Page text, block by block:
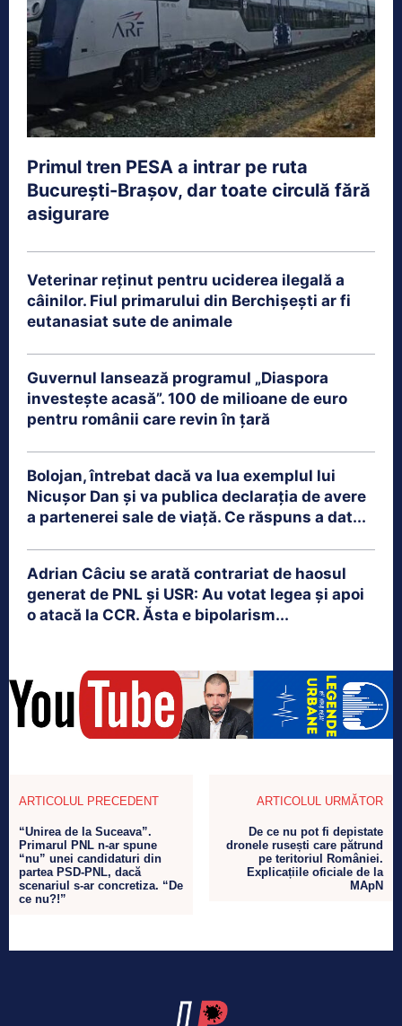
Primul tren PESA a intrar pe ruta
București-Brașov, dar toate circulă fără
asigurare
Veterinar reținut pentru uciderea ilegală a
câinilor. Fiul primarului din Berchișești ar fi
eutanasiat sute de animale
Guvernul lansează programul „Diaspora
investește acasă”. 100 de milioane de euro
pentru românii care revin în țară
Bolojan, întrebat dacă va lua exemplul lui
Nicușor Dan și va publica declarația de avere
a partenerei sale de viață. Ce răspuns a dat...
Adrian Câciu se arată contrariat de haosul
generat de PNL și USR: Au votat legea și apoi
o atacă la CCR. Ăsta e bipolarism...
ARTICOLUL PRECEDENT
“Unirea de la Suceava”.
Primarul PNL n-ar spune
“nu” unei candidaturi din
partea PSD-PNL, dacă
scenariul s-ar concretiza. “De
ce nu?!”
ARTICOLUL URMĂTOR
De ce nu pot fi depistate
dronele rusești care pătrund
pe teritoriul României.
Explicațiile oficiale de la
MApN